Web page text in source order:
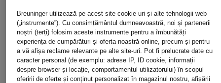
STONE ISLAND
Șapcă REPS
489 lei
Cel mai bun preț:699 lei
STONE ISLAND
Cap GHOST
729 lei
Cel mai bun preț:999 lei
AMI PARIS
Șapcă
669 lei
Breuninger utilizează pe acest site cookie-uri și alte tehnologii web
(„instrumente”). Cu consimțământul dumneavoastră, noi și partenerii
noștri (terți) folosim aceste instrumente pentru a îmbunătăți
experiența de cumpărături și oferta noastră online, precum și pentru
a vă afișa reclame relevante pe alte site-uri. Pot fi prelucrate date cu
caracter personal (de exemplu: adrese IP, ID cookie, informații
despre browser și locație, comportamentul utilizatorului) în scopul
oferirii de oferte și conținut personalizat în magazinul nostru, afișării